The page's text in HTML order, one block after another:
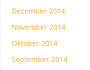
Dezember 2014
November 2014
Oktober 2014
September 2014